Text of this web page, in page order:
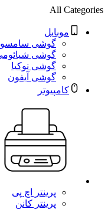
All Categories
موبایل
گوشی
گوشی
گوشی نوکیا
گوشی آیفون
کامپیوتر
پرینتر اچ پی
پرینتر کانن